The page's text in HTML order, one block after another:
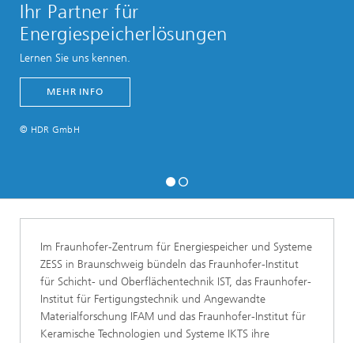
Ihr Partner für
Energiespeicherlösungen
Lernen Sie uns kennen.
MEHR INFO
© HDR GmbH
Im Fraunhofer-Zentrum für Energiespeicher und Systeme
ZESS in Braunschweig bündeln das Fraunhofer-Institut
für Schicht- und Oberflächentechnik IST, das Fraunhofer-
Institut für Fertigungstechnik und Angewandte
Materialforschung IFAM und das Fraunhofer-Institut für
Keramische Technologien und Systeme IKTS ihre